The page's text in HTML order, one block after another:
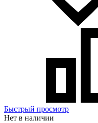
Быстрый просмотр
Нет в наличии